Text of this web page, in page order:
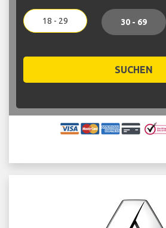
18 - 29 30 - 69
SUCHEN